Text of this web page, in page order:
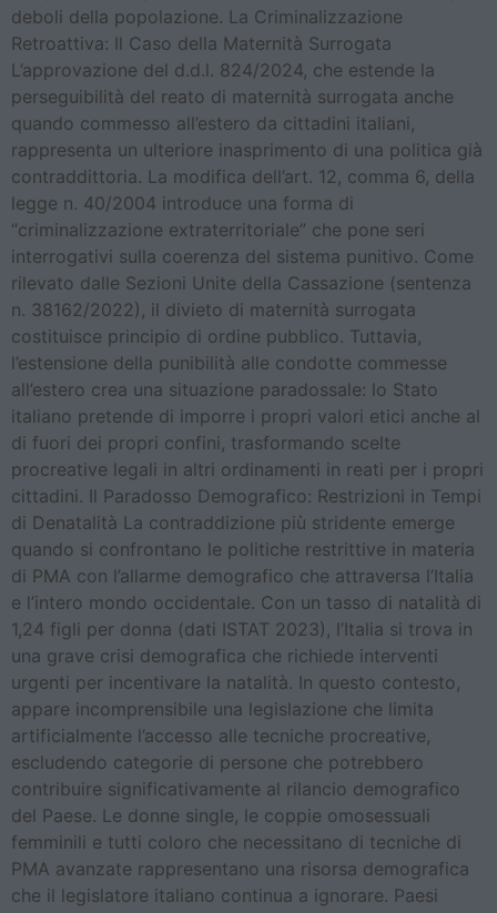
deboli della popolazione. La Criminalizzazione
Retroattiva: Il Caso della Maternità Surrogata
L’approvazione del d.d.l. 824/2024, che estende la
perseguibilità del reato di maternità surrogata anche
quando commesso all’estero da cittadini italiani,
rappresenta un ulteriore inasprimento di una politica già
contraddittoria. La modifica dell’art. 12, comma 6, della
legge n. 40/2004 introduce una forma di
“criminalizzazione extraterritoriale” che pone seri
interrogativi sulla coerenza del sistema punitivo. Come
rilevato dalle Sezioni Unite della Cassazione (sentenza
n. 38162/2022), il divieto di maternità surrogata
costituisce principio di ordine pubblico. Tuttavia,
l’estensione della punibilità alle condotte commesse
all’estero crea una situazione paradossale: lo Stato
italiano pretende di imporre i propri valori etici anche al
di fuori dei propri confini, trasformando scelte
procreative legali in altri ordinamenti in reati per i propri
cittadini. Il Paradosso Demografico: Restrizioni in Tempi
di Denatalità La contraddizione più stridente emerge
quando si confrontano le politiche restrittive in materia
di PMA con l’allarme demografico che attraversa l’Italia
e l’intero mondo occidentale. Con un tasso di natalità di
1,24 figli per donna (dati ISTAT 2023), l’Italia si trova in
una grave crisi demografica che richiede interventi
urgenti per incentivare la natalità. In questo contesto,
appare incomprensibile una legislazione che limita
artificialmente l’accesso alle tecniche procreative,
escludendo categorie di persone che potrebbero
contribuire significativamente al rilancio demografico
del Paese. Le donne single, le coppie omosessuali
femminili e tutti coloro che necessitano di tecniche di
PMA avanzate rappresentano una risorsa demografica
che il legislatore italiano continua a ignorare. Paesi